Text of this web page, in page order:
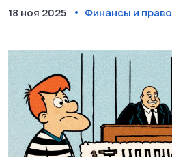
18 ноя 2025 Финансы и право